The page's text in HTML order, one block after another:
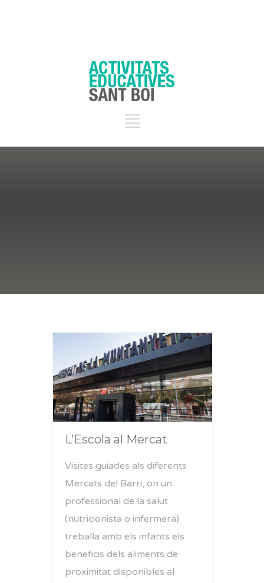
L’Escola al Mercat
Visites guiades als diferents
Mercats del Barri, on un
professional de la salut
(nutricionista o infermera)
treballa amb els infants els
beneficis dels aliments de
proximitat disponibles al